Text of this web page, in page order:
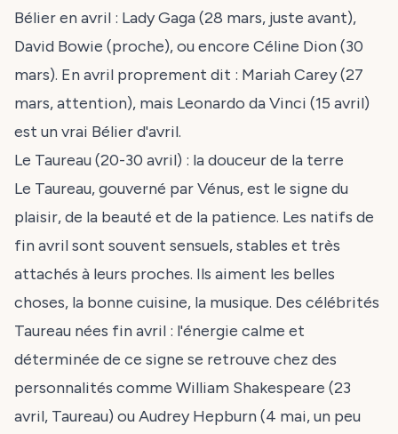
Bélier en avril : Lady Gaga (28 mars, juste avant),
David Bowie (proche), ou encore Céline Dion (30
mars). En avril proprement dit : Mariah Carey (27
mars, attention), mais Leonardo da Vinci (15 avril)
est un vrai Bélier d'avril.
Le Taureau (20-30 avril) : la douceur de la terre
Le Taureau, gouverné par Vénus, est le signe du
plaisir, de la beauté et de la patience. Les natifs de
fin avril sont souvent sensuels, stables et très
attachés à leurs proches. Ils aiment les belles
choses, la bonne cuisine, la musique. Des célébrités
Taureau nées fin avril : l'énergie calme et
déterminée de ce signe se retrouve chez des
personnalités comme William Shakespeare (23
avril, Taureau) ou Audrey Hepburn (4 mai, un peu